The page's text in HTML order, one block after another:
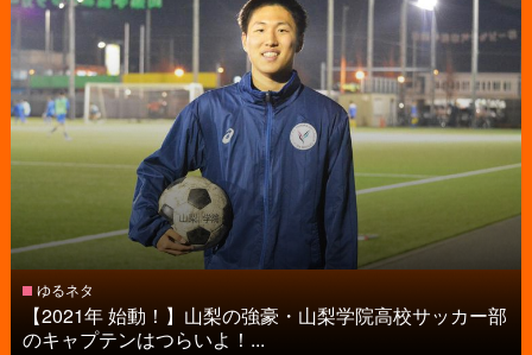
ゆるネタ
【2021年 始動！】山梨の強豪・山梨学院高校サッカー部
のキャプテンはつらいよ！...